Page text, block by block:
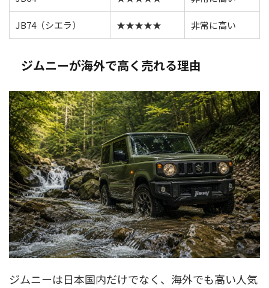
JB74（シエラ） ★★★★★ 非常に高い
ジムニーが海外で高く売れる理由
ジムニーは日本国内だけでなく、海外でも高い人気